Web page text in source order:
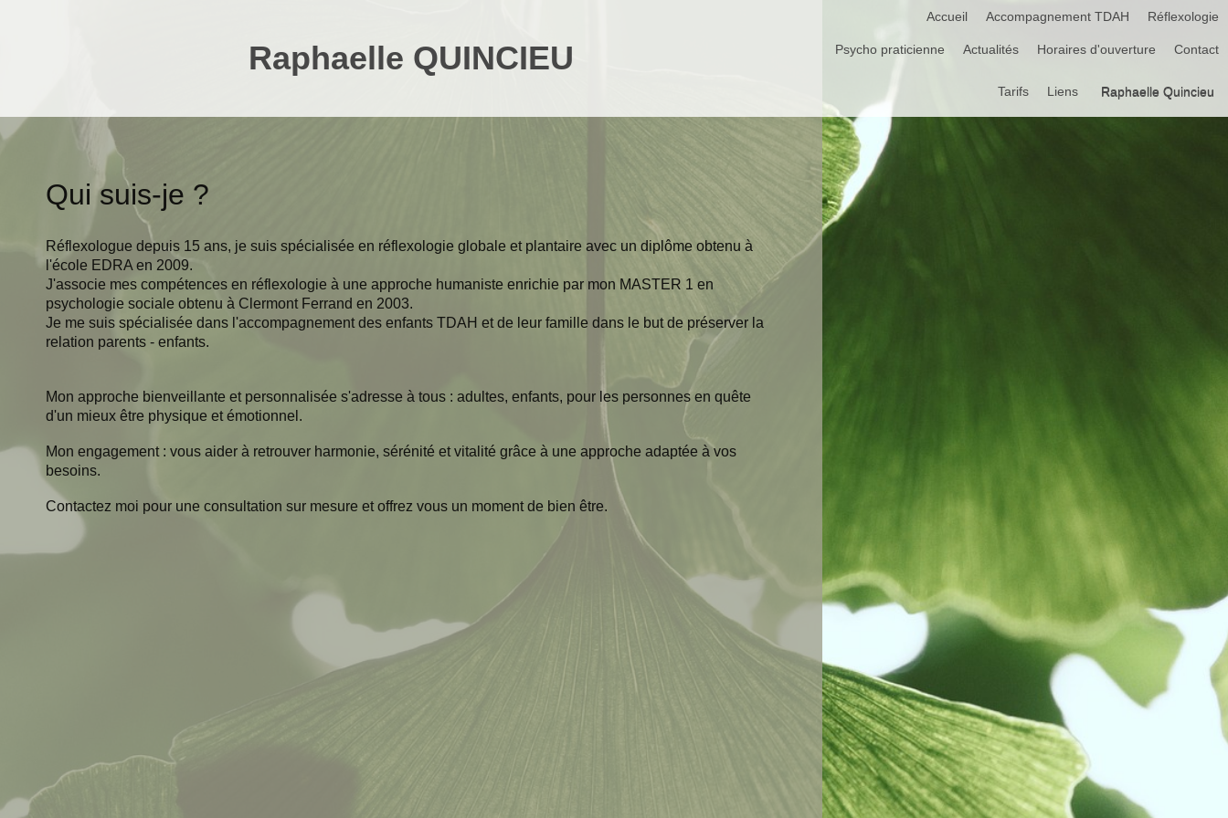
Accueil Accompagnement TDAH Réflexologie
Psycho praticienne Actualités Horaires d'ouverture Contact
Tarifs Liens Raphaelle Quincieu
Raphaelle QUINCIEU
Qui suis-je ?
Réflexologue depuis 15 ans, je suis spécialisée en réflexologie globale et plantaire avec un diplôme obtenu à
l'école EDRA en 2009.
J'associe mes compétences en réflexologie à une approche humaniste enrichie par mon MASTER 1 en
psychologie sociale obtenu à Clermont Ferrand en 2003.
Je me suis spécialisée dans l'accompagnement des enfants TDAH et de leur famille dans le but de préserver la
relation parents - enfants.
Mon approche bienveillante et personnalisée s'adresse à tous : adultes, enfants, pour les personnes en quête
d'un mieux être physique et émotionnel.
Mon engagement : vous aider à retrouver harmonie, sérénité et vitalité grâce à une approche adaptée à vos
besoins.
Contactez moi pour une consultation sur mesure et offrez vous un moment de bien être.